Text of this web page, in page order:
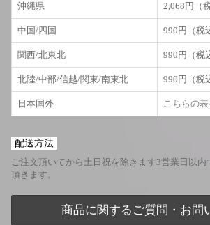
沖縄県 2,068円（
中国/四国 990円（税
関西/北東北 990円（税
北陸/中部/信越/関東/南東北 990円（税
日本国外 こちらの
配送方法
ご注文頂いてから土日祝を除きます3営業日以内
頂きます。
商品に関するご質問・お問